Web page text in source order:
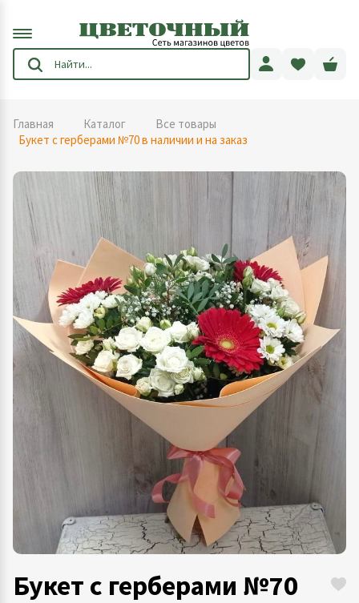
Главная Каталог
Все товары
Букет с герберами №70 в наличии и на заказ
Букет с герберами №70